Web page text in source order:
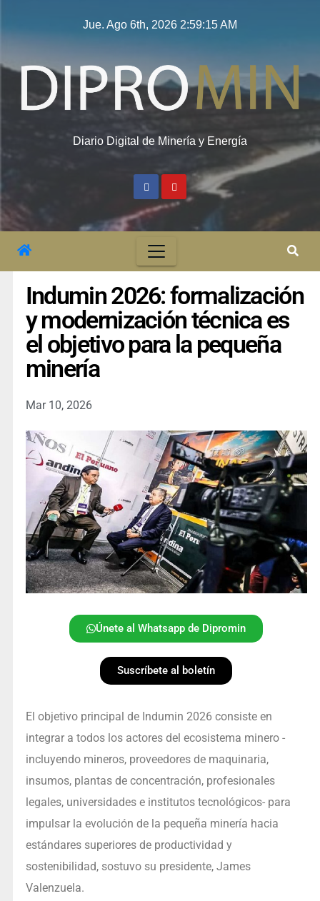
Jue. Ago 6th, 2026 2:59:15 AM
Diario Digital de Minería y Energía
Indumin 2026: formalización
y modernización técnica es
el objetivo para la pequeña
minería
Mar 10, 2026
Únete al Whatsapp de Dipromin
Suscríbete al boletín
El objetivo principal de Indumin 2026 consiste en
integrar a todos los actores del ecosistema minero -
incluyendo mineros, proveedores de maquinaria,
insumos, plantas de concentración, profesionales
legales, universidades e institutos tecnológicos- para
impulsar la evolución de la pequeña minería hacia
estándares superiores de productividad y
sostenibilidad, sostuvo su presidente, James
Valenzuela.